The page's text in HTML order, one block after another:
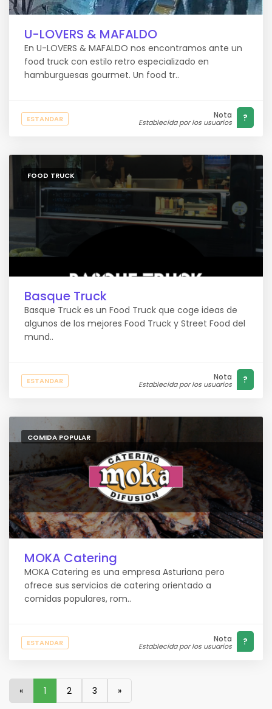
U-LOVERS & MAFALDO
En U-LOVERS & MAFALDO nos encontramos ante un
food truck con estilo retro especializado en
hamburguesas gourmet. Un food tr..
ESTANDAR Nota
Establecida por los usuarios ?
FOOD TRUCK
Basque Truck
Basque Truck es un Food Truck que coge ideas de
algunos de los mejores Food Truck y Street Food del
mund..
ESTANDAR Nota
Establecida por los usuarios ?
COMIDA POPULAR
MOKA Catering
MOKA Catering es una empresa Asturiana pero
ofrece sus servicios de catering orientado a
comidas populares, rom..
ESTANDAR Nota
Establecida por los usuarios ?
« 1 2 3 »